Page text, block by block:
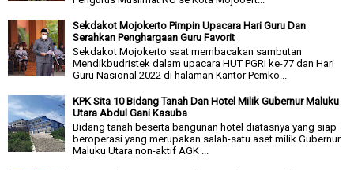
Sekdakot Mojokerto Pimpin Upacara Hari Guru Dan
Serahkan Penghargaan Guru Favorit
Sekdakot Mojokerto saat membacakan sambutan
Mendikbudristek dalam upacara HUT PGRI ke-77 dan Hari
Guru Nasional 2022 di halaman Kantor Pemko...
KPK Sita 10 Bidang Tanah Dan Hotel Milik Gubernur Maluku
Utara Abdul Gani Kasuba
Bidang tanah beserta bangunan hotel diatasnya yang siap
beroperasi yang merupakan salah-satu aset milik Gubernur
Maluku Utara non-aktif AGK ...